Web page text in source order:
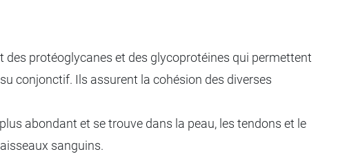
des protéoglycanes et des glycoprotéines qui permettent
conjonctif. Ils assurent la cohésion des diverses
abondant et se trouve dans la peau, les tendons et le
sanguins.